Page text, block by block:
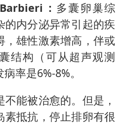
： 多囊卵巢综
的内分泌异常引起的疾
，雄性激素增高，伴或
结构（可从超声观测
率是6%-8%。
能被治愈的。但是，
素抵抗，停止排卵有很